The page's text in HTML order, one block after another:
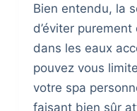
Bien entendu, la
d’éviter
dans les eaux
pouvez vous
votre spa
faisant bien sûr